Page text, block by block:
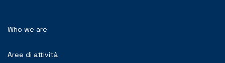
Who we are
Aree di attività